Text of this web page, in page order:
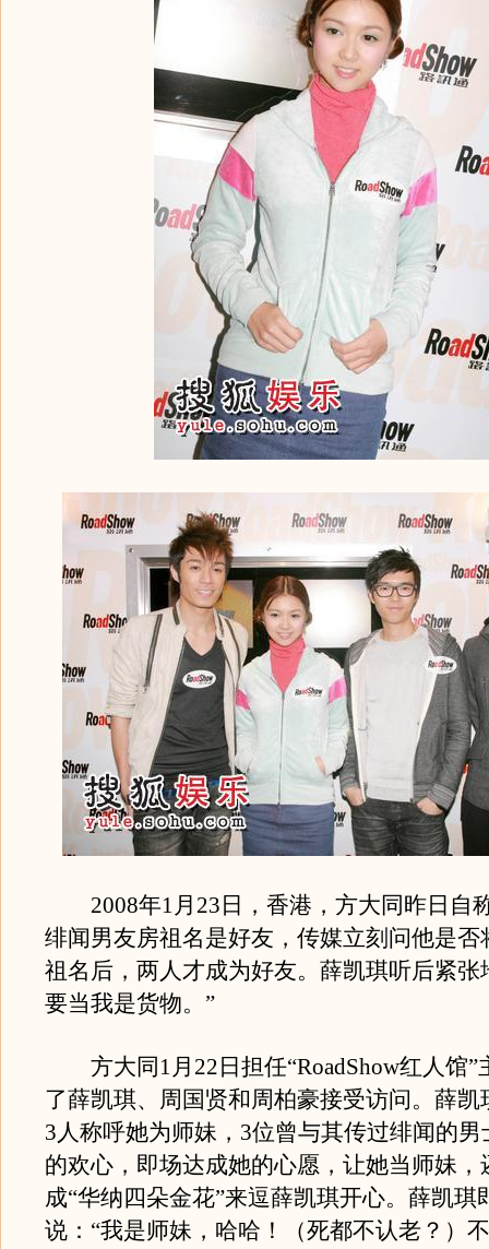
2008年1月23日，香港，方大同昨日自
绯闻男友房祖名是好友，传媒立刻问他是否
祖名后，两人才成为好友。薛凯琪听后紧张
要当我是货物。”
方大同1月22日担任“RoadShow红人馆”
了薛凯琪、周国贤和周柏豪接受访问。薛凯
3人称呼她为师妹，3位曾与其传过绯闻的
的欢心，即场达成她的心愿，让她当师妹，
成“华纳四朵金花”来逗薛凯琪开心。薛凯琪
说：“我是师妹，哈哈！（死都不认老？）